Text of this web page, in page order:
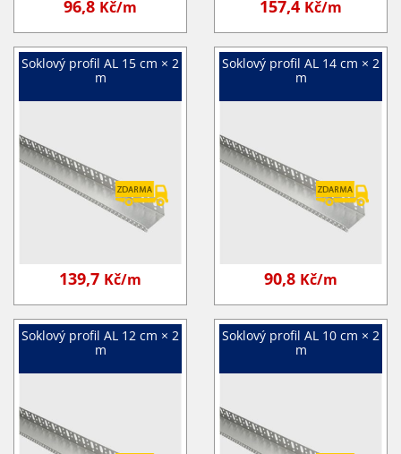
96,8 Kč/m 157,4 Kč/m
Soklový profil AL 15 cm × 2
m
139,7 Kč/m
Soklový profil AL 14 cm × 2
m
90,8 Kč/m
Soklový profil AL 12 cm × 2
m
Soklový profil AL 10 cm × 2
m